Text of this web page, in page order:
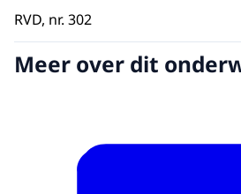
RVD, nr. 302
Meer over dit